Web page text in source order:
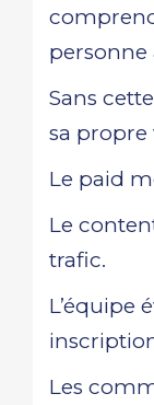
personne
Sans
sa propre
Le paid
Le
trafic.
L’équipe
Les